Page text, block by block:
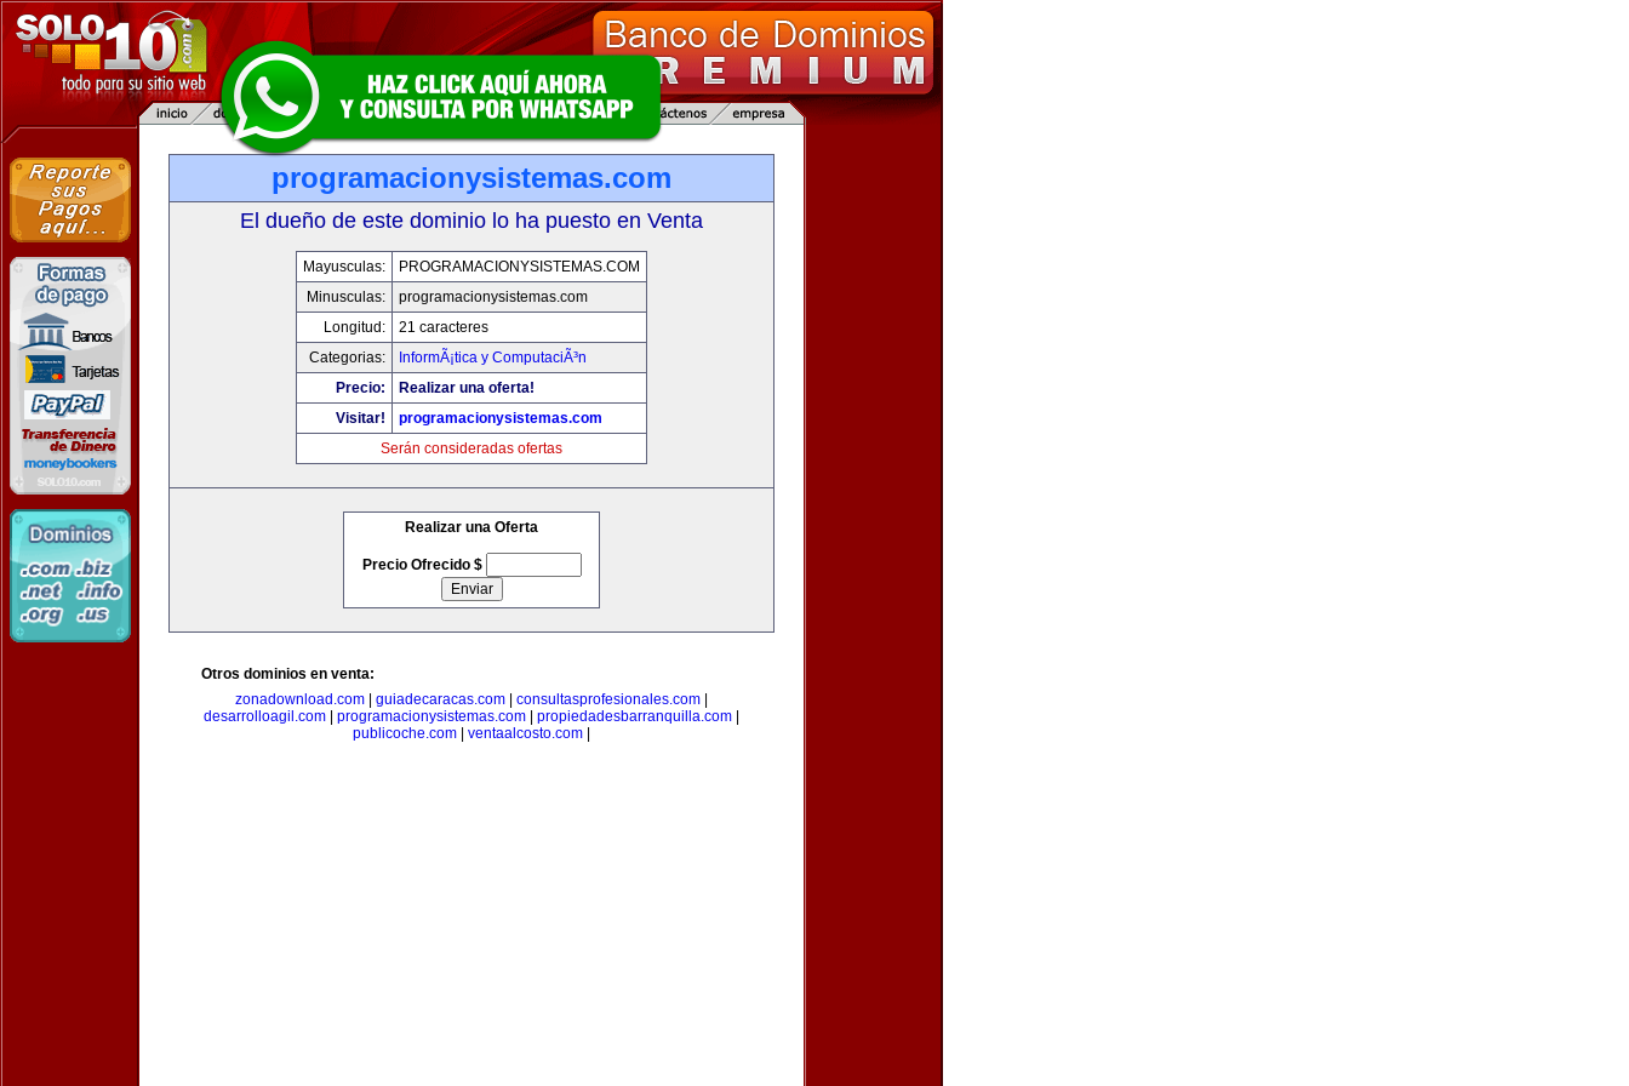
programacionysistemas.com
El dueño de este dominio lo ha puesto en Venta
Mayusculas:
PROGRAMACIONYSISTEMAS.COM
Minusculas:
programacionysistemas.com
Longitud:
21 caracteres
Categorias:
InformÃ¡tica y ComputaciÃ³n
Precio:
Realizar una oferta!
Visitar!
programacionysistemas.com
Serán consideradas ofertas
Realizar una Oferta
Precio Ofrecido $
Otros dominios en venta:
zonadownload.com
guiadecaracas.com consultasprofesionales.com
desarrolloagil.com
programacionysistemas.com propiedadesbarranquilla.com
publicoche.com
ventaalcosto.com